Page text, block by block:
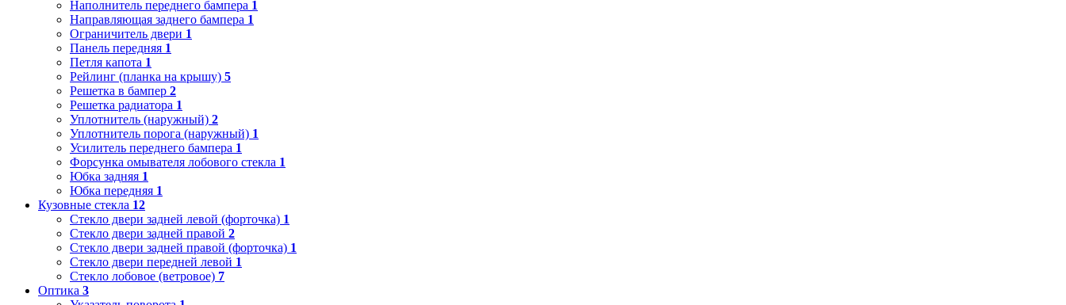
Наполнитель переднего бампера 1
Направляющая заднего бампера 1
Ограничитель двери 1
Панель передняя 1
Петля капота 1
Рейлинг (планка на крышу) 5
Решетка в бампер 2
Решетка радиатора 1
Уплотнитель (наружный) 2
Уплотнитель порога (наружный) 1
Усилитель переднего бампера 1
Форсунка омывателя лобового стекла 1
Юбка задняя 1
Юбка передняя 1
Кузовные стекла 12
Стекло двери задней левой (форточка) 1
Стекло двери задней правой 2
Стекло двери задней правой (форточка) 1
Стекло двери передней левой 1
Стекло лобовое (ветровое) 7
Оптика 3